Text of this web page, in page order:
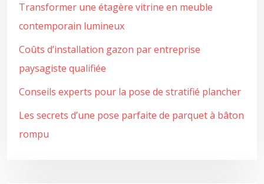
Transformer une étagère vitrine en meuble
contemporain lumineux
Coûts d’installation gazon par entreprise
paysagiste qualifiée
Conseils experts pour la pose de stratifié plancher
Les secrets d’une pose parfaite de parquet à bâton
rompu